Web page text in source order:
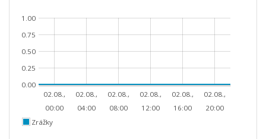
02.08.,
00:00
02.08.,
04:00
02.08.,
08:00
02.08.,
12:00
02.08.,
16:00
02.08.,
20:00
0.00
0.25
0.50
0.75
1.00
Zrážky